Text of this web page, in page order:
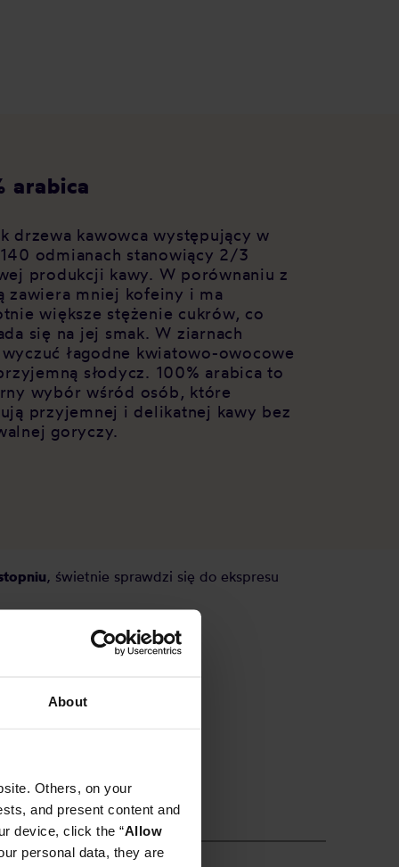
About
Others, on your
and present content and
device, click the “Allow
personal data, they are
arabica
drzewa kawowca występujący w
odmianach stanowiący 2/3
produkcji kawy. W porównaniu z
zawiera mniej kofeiny i ma
większe stężenie cukrów, co
się na jej smak. W ziarnach
łagodne kwiatowo-owocowe
słodycz. 100% arabica to
wybór wśród osób, które
przyjemnej i delikatnej kawy bez
goryczy.
, świetnie sprawdzi się do ekspresu